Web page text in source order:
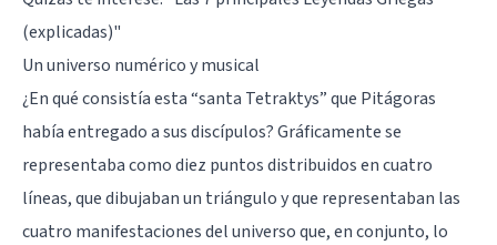
(explicadas)"
Un universo numérico y musical
¿En qué consistía esta “santa Tetraktys” que Pitágoras
había entregado a sus discípulos? Gráficamente se
representaba como diez puntos distribuidos en cuatro
líneas, que dibujaban un triángulo y que representaban las
cuatro manifestaciones del universo que, en conjunto, lo